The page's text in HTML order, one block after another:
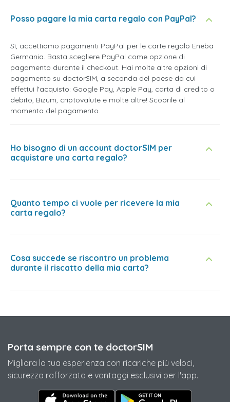
Posso pagare la mia carta regalo con PayPal?
Sì, accettiamo pagamenti PayPal per le carte regalo Eneba
Germania. Basta scegliere PayPal come opzione di
pagamento durante il checkout. Hai molte altre opzioni di
pagamento su doctorSIM, a seconda del paese da cui
effettui l'acquisto: Google Pay, Apple Pay, carta di credito o
debito, Bizum, criptovalute e molte altre! Scoprile al
momento del pagamento.
Ho bisogno di un account doctorSIM per
acquistare una carta regalo?
Quanto tempo ci vuole per ricevere la mia
carta regalo?
Cosa succede se riscontro un problema
durante il riscatto della mia carta?
Porta sempre con te doctorSIM
Migliora la tua esperienza con ricariche più veloci,
sicurezza rafforzata e vantaggi esclusivi per l'app.